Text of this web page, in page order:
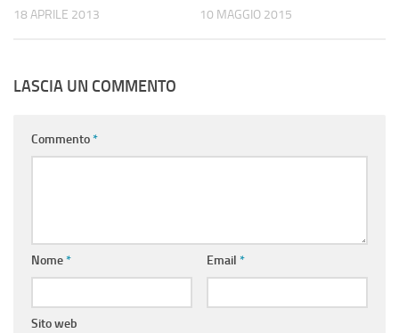
18 APRILE 2013 10 MAGGIO 2015
LASCIA UN COMMENTO
Commento*
Nome* Email *
Sito web